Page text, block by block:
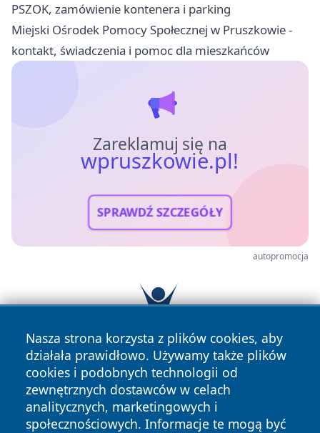
PSZOK, zamówienie kontenera i parking
Miejski Ośrodek Pomocy Społecznej w Pruszkowie -
kontakt, świadczenia i pomoc dla mieszkańców
Zareklamuj się na
wpruszkowie.pl!
SPRAWDŹ SZCZEGÓŁY
autopromocja
Nasza strona korzysta z plików cookies, aby
działała prawidłowo. Używamy także plików
cookies i podobnych technologii od
zewnętrznych dostawców w celach
analitycznych, marketingowych i
społecznościowych. Informacje te mogą być